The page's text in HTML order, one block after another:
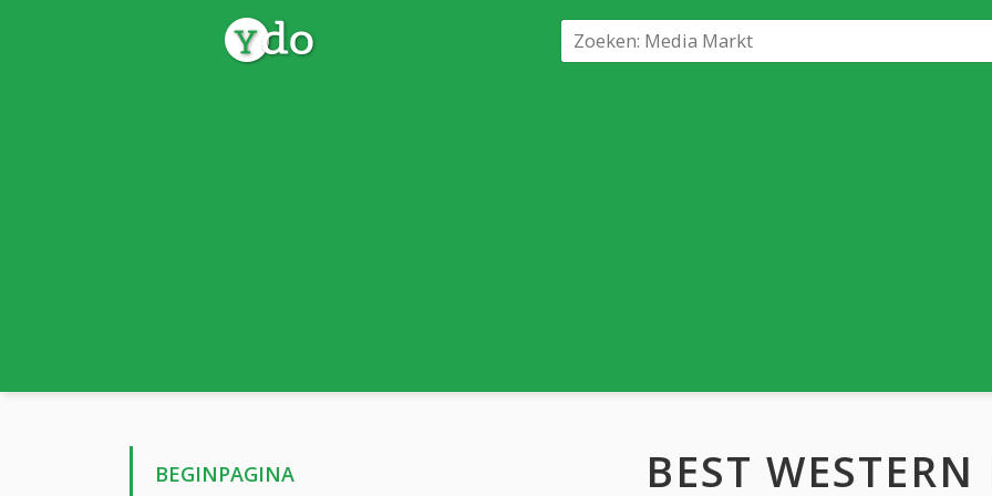
BEGINPAGINA
BEST WESTERN